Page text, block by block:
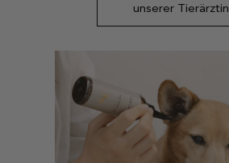
unserer Tierärztin